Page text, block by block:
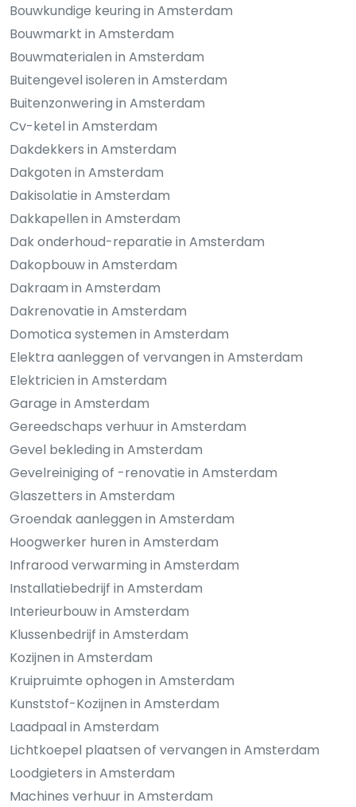
Bouwkundige keuring in Amsterdam
Bouwmarkt in Amsterdam
Bouwmaterialen in Amsterdam
Buitengevel isoleren in Amsterdam
Buitenzonwering in Amsterdam
Cv-ketel in Amsterdam
Dakdekkers in Amsterdam
Dakgoten in Amsterdam
Dakisolatie in Amsterdam
Dakkapellen in Amsterdam
Dak onderhoud-reparatie in Amsterdam
Dakopbouw in Amsterdam
Dakraam in Amsterdam
Dakrenovatie in Amsterdam
Domotica systemen in Amsterdam
Elektra aanleggen of vervangen in Amsterdam
Elektricien in Amsterdam
Garage in Amsterdam
Gereedschaps verhuur in Amsterdam
Gevel bekleding in Amsterdam
Gevelreiniging of -renovatie in Amsterdam
Glaszetters in Amsterdam
Groendak aanleggen in Amsterdam
Hoogwerker huren in Amsterdam
Infrarood verwarming in Amsterdam
Installatiebedrijf in Amsterdam
Interieurbouw in Amsterdam
Klussenbedrijf in Amsterdam
Kozijnen in Amsterdam
Kruipruimte ophogen in Amsterdam
Kunststof-Kozijnen in Amsterdam
Laadpaal in Amsterdam
Lichtkoepel plaatsen of vervangen in Amsterdam
Loodgieters in Amsterdam
Machines verhuur in Amsterdam